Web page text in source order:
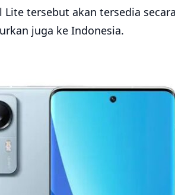
Lite tersebut akan tersedia
juga ke Indonesia.